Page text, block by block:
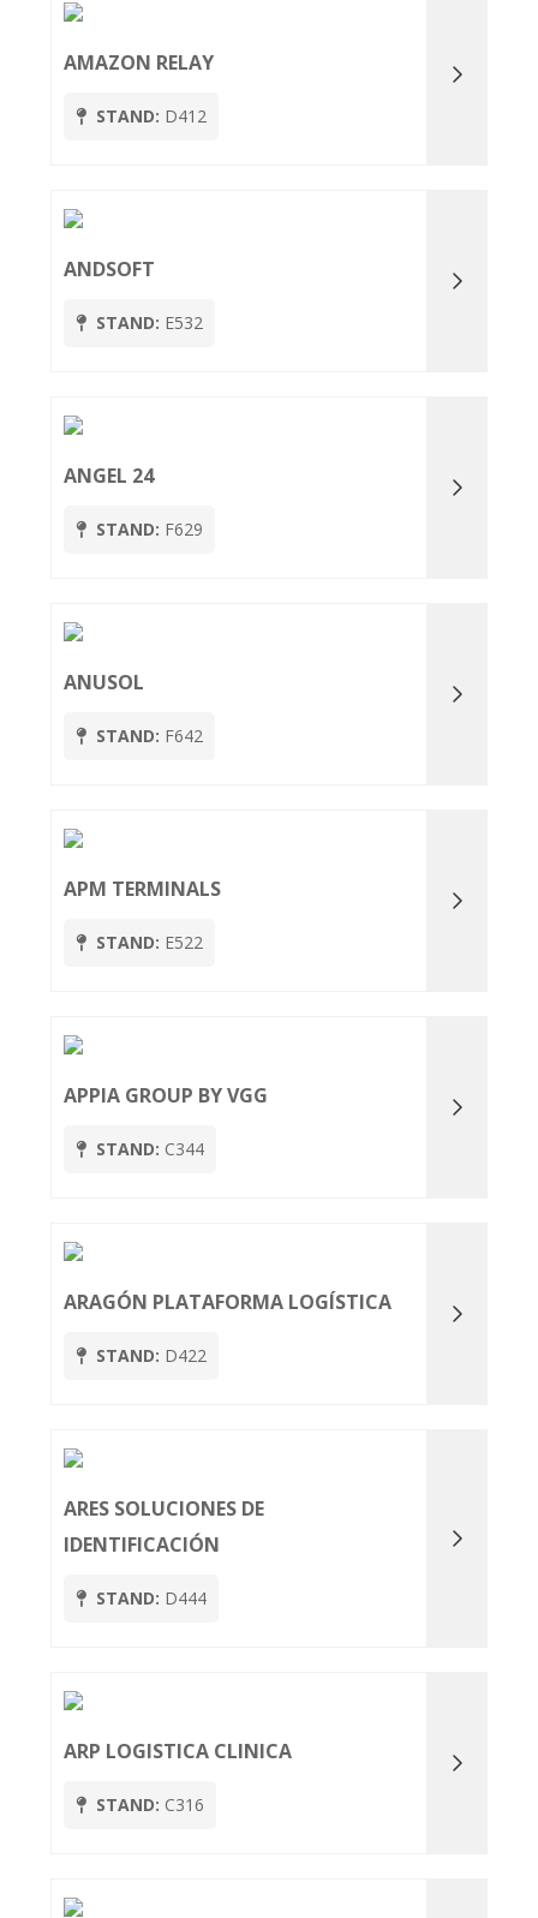
AMAZON RELAY
STAND: D412
ANDSOFT
STAND: E532
ANGEL 24
STAND: F629
ANUSOL
STAND: F642
APM TERMINALS
STAND: E522
APPIA GROUP BY VGG
STAND: C344
ARAGÓN PLATAFORMA LOGÍSTICA
STAND: D422
ARES SOLUCIONES DE
IDENTIFICACIÓN
STAND: D444
ARP LOGISTICA CLINICA
STAND: C316